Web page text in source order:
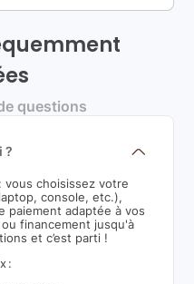
questions
?
vous choisissez votre
console, etc.),
paiement adaptée à vos
financement jusqu'à
et c’est parti !
: